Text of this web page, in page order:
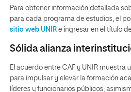
Para obtener información detallada
para cada programa de estudios, el
sitio web UNIR e ingresar en el título
Sólida alianza
El acuerdo entre CAF y UNIR muestra
para impulsar y elevar la formación
líderes y funcionarios públicos;